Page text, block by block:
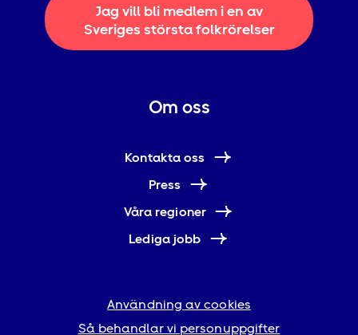
Jag vill bli medlem i en av
Sveriges största folkrörelser
Om oss
Kontakta oss
Press
Våra regioner
Lediga jobb
Användning av cookies
Så behandlar vi personuppgifter